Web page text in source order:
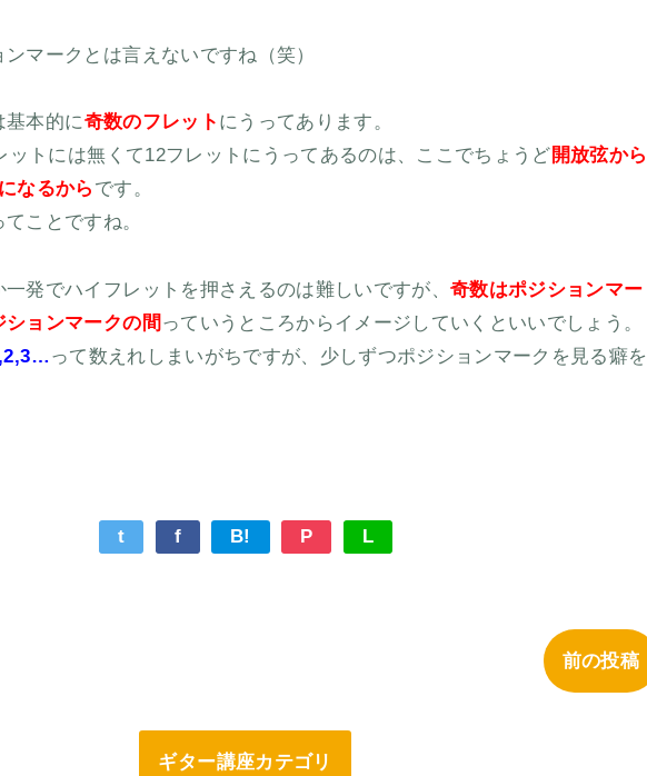
マークとは言えないですね（笑）
基本的に奇数のフレット にうってあります。
ットには無くて12フレットにうってあるのは、ここでちょうど開放弦から
なるから です。
ことですね。
発でハイフレットを押さえるのは難しいですが、 奇数はポジションマー
ョンマークの間 っていうところからイメージしていくといいでしょう。
って数えれしまいがちですが、少しずつポジションマークを見る癖を
t f B! P L
前の投稿
ギター講座カテゴリ